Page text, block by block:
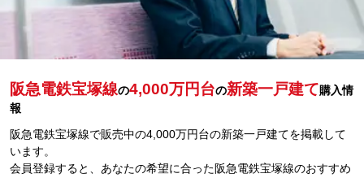
阪急電鉄宝塚線の4,000万円台の新築一戸建て購入情
報
阪急電鉄宝塚線で販売中の4,000万円台の新築一戸建てを掲載して
います。
会員登録すると、あなたの希望に合った阪急電鉄宝塚線のおすすめ